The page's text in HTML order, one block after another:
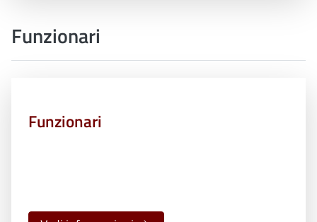
Funzionari
Funzionari